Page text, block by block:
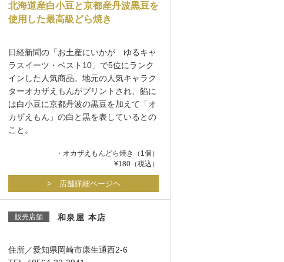
北海道産白小豆と京都産丹波黒豆を
使用した最高級どら焼き
日経新聞の「お土産にいかが ゆるキャ
ラスイーツ・ベスト10」で5位にランク
インした人気商品。地元の人気キャラク
ターオカザえもんがプリントされ、餡に
は白小豆に京都丹波の黒豆を加えて「オ
カザえもん」の白と黒を表しているとの
こと。
・オカザえもんどら焼き（1個）
¥180（税込）
> 店舗詳細ページヘ
販売店舗 和泉屋 本店
住所／愛知県岡崎市康生通西2-6